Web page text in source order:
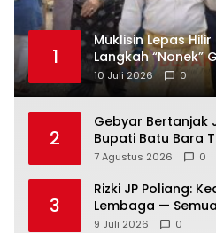
1
Muklisin Lepas
Langkah “Nonek”
Pemimpin
Lestarikan Budaya
10 Juli 2026 0
2
Gebyar Bertanjak
Bupati Batu Bara
Melayu Harus
7 Agustus 2026 0
3
Rizki JP Poliang:
Lembaga —
9 Juli 2026 0